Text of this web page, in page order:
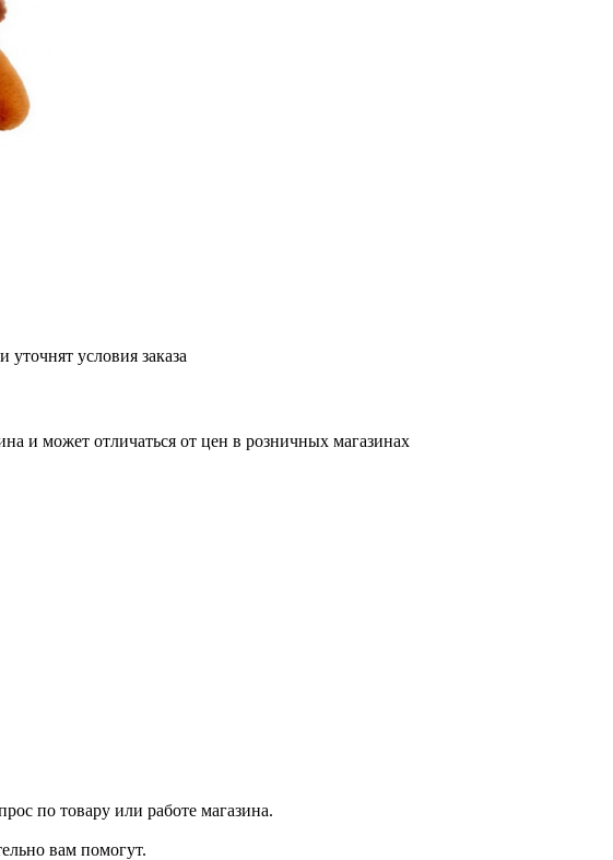
условия заказа
и может отличаться от цен в розничных магазинах
по товару или работе магазина.
вам помогут.